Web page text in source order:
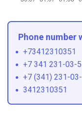
Phone number
+73412310351
+7 341 231-03-
+7 (341) 231-
3412310351